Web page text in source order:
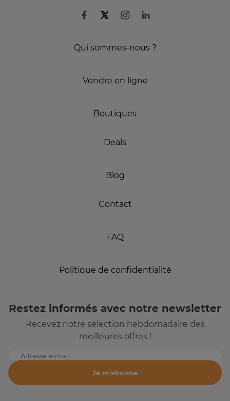
Qui sommes-nous ?
Vendre en ligne
Boutiques
Deals
Blog
Contact
FAQ
Politique de confidentialité
Restez informés avec notre newsletter
Recevez notre sélection hebdomadaire des
meilleures offres !
Adresse e-mail
Je m'abonne